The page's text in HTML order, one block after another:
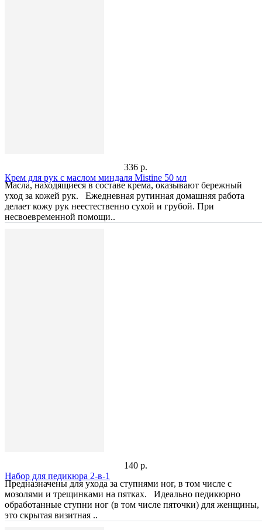
336 р.
Крем для рук с маслом миндаля Mistine 50 мл
Масла, находящиеся в составе крема, оказывают бережный
уход за кожей рук. Ежедневная рутинная домашняя работа
делает кожу рук неестественно сухой и грубой. При
несвоевременной помощи..
140 р.
Набор для педикюра 2-в-1
Предназначены для ухода за ступнями ног, в том числе с
мозолями и трещинками на пятках. Идеально педикюрно
обработанные ступни ног (в том числе пяточки) для женщины,
это скрытая визитная ..